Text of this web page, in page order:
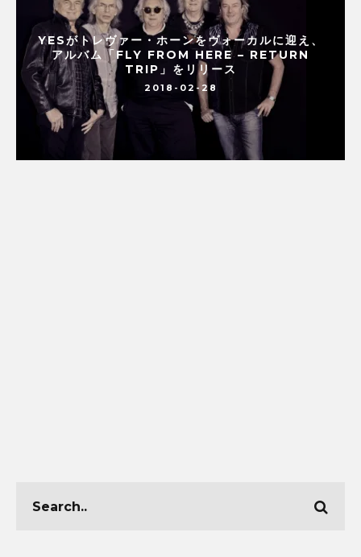
YESがトレヴァー・ホーンをヴォーカルに迎え、
アルバム「FLY FROM HERE – RETURN
TRIP」をリリース
2018-02-28